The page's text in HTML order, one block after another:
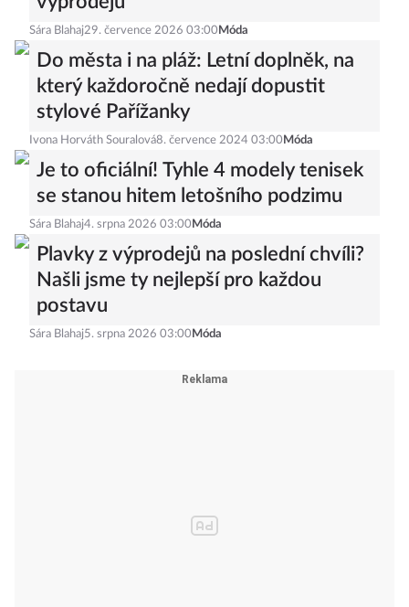
Sára Blahaj29. července 2026 03:00 Móda
Do města i na pláž: Letní doplněk, na
který každoročně nedají dopustit
stylové Pařížanky
Ivona Horváth Souralová8. července 2024 03:00 Móda
Je to oficiální! Tyhle 4 modely tenisek
se stanou hitem letošního podzimu
Sára Blahaj4. srpna 2026 03:00 Móda
Plavky z výprodejů na poslední chvíli?
Našli jsme ty nejlepší pro každou
postavu
Sára Blahaj5. srpna 2026 03:00 Móda